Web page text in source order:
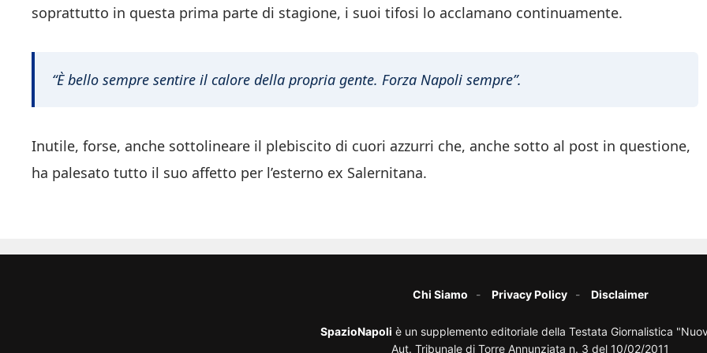
soprattutto in questa prima parte di stagione, i suoi tifosi lo acclamano continuamente.
“È bello sempre sentire il calore della propria gente. Forza Napoli sempre”.
Inutile, forse, anche sottolineare il plebiscito di cuori azzurri che, anche sotto al post in questione,
ha palesato tutto il suo affetto per l’esterno ex Salernitana.
Chi Siamo Privacy Policy Disclaimer
SpazioNapoli è un supplemento editoriale della Testata Giornalistica
Aut. Tribunale di Torre Annunziata n. 3 del 10/02/2011